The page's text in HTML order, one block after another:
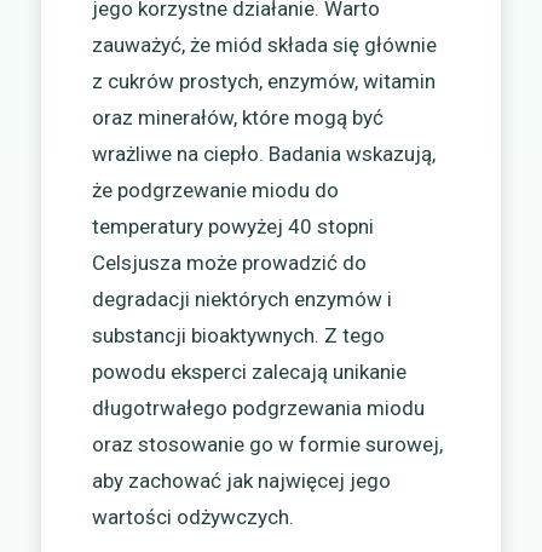
jego korzystne działanie. Warto
zauważyć, że miód składa się głównie
z cukrów prostych, enzymów, witamin
oraz minerałów, które mogą być
wrażliwe na ciepło. Badania wskazują,
że podgrzewanie miodu do
temperatury powyżej 40 stopni
Celsjusza może prowadzić do
degradacji niektórych enzymów i
substancji bioaktywnych. Z tego
powodu eksperci zalecają unikanie
długotrwałego podgrzewania miodu
oraz stosowanie go w formie surowej,
aby zachować jak najwięcej jego
wartości odżywczych.